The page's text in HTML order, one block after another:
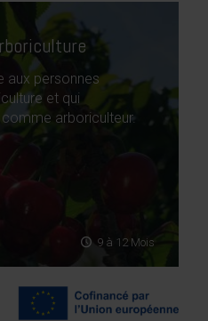
aux personnes
et qui
comme arboriculteur.
9 à 12 Mois